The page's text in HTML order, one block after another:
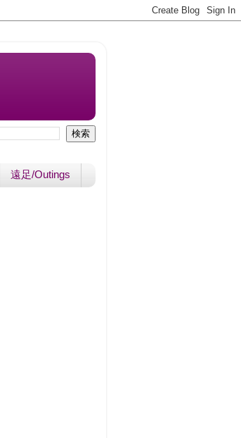
遠足/Outings